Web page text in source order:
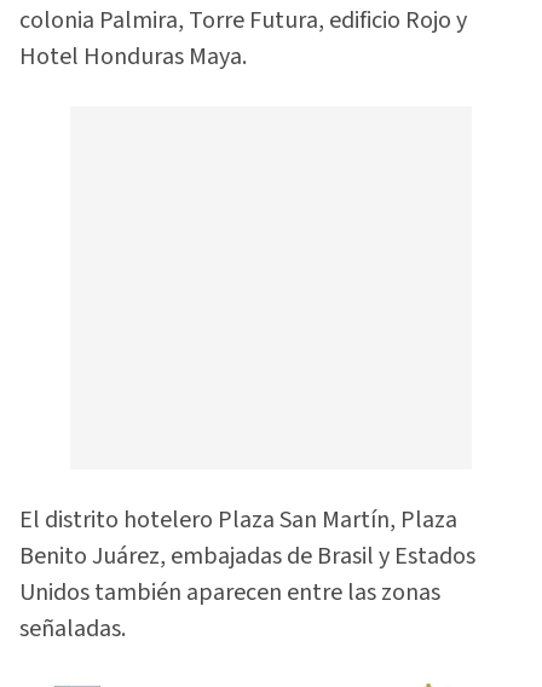
colonia Palmira, Torre Futura, edificio Rojo y
Hotel Honduras Maya.
El distrito hotelero Plaza San Martín, Plaza
Benito Juárez, embajadas de Brasil y Estados
Unidos también aparecen entre las zonas
señaladas.